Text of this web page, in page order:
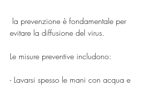
evitare la diffusione del virus.
Le misure preventive includono:
- Lavarsi spesso le mani con acqua e